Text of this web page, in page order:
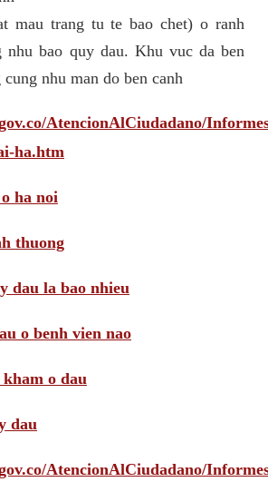
mau trang tu te bao chet) o ranh
nhu bao quy dau. Khu vuc da ben
nhu man do ben canh
AtencionAlCiudadano/
ha.htm
ha noi
thuong
dau la bao nhieu
o benh vien nao
o dau
dau
AtencionAlCiudadano/